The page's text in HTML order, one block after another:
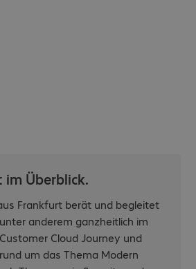
Überblick.
Frankfurt berät und begleitet
anderem ganzheitlich im
Cloud Journey und
um das Thema Modern